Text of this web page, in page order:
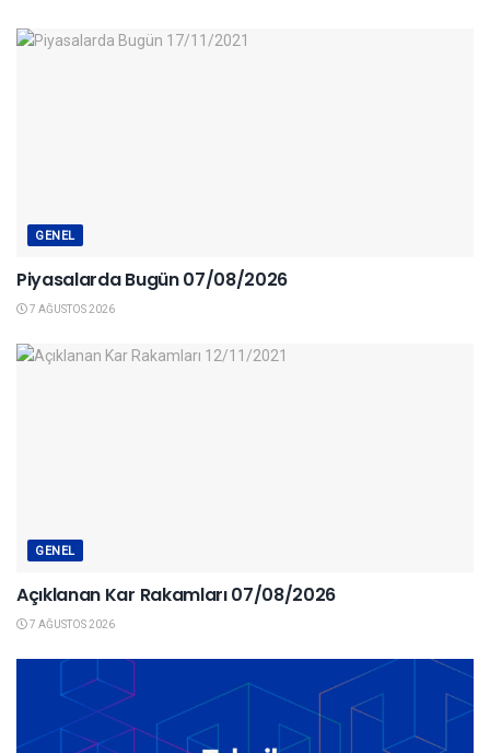
GENEL
Piyasalarda Bugün 07/08/2026
7 AĞUSTOS 2026
GENEL
Açıklanan Kar Rakamları 07/08/2026
7 AĞUSTOS 2026